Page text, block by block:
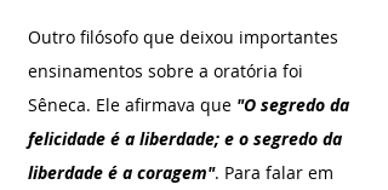
Outro filósofo que deixou importantes
ensinamentos sobre a oratória foi
Sêneca. Ele afirmava que "O segredo da
felicidade é a liberdade; e o segredo da
liberdade é a coragem". Para falar em